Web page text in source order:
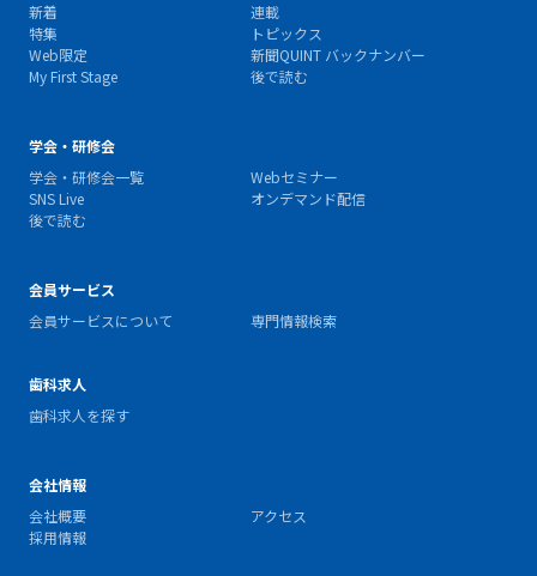
新着
連載
特集
トピックス
Web限定
新聞QUINT バックナンバー
My First Stage
後で読む
学会・研修会
学会・研修会一覧
Webセミナー
SNS Live
オンデマンド配信
後で読む
会員サービス
会員サービスについて
専門情報検索
歯科求人
歯科求人を探す
会社情報
会社概要
アクセス
採用情報